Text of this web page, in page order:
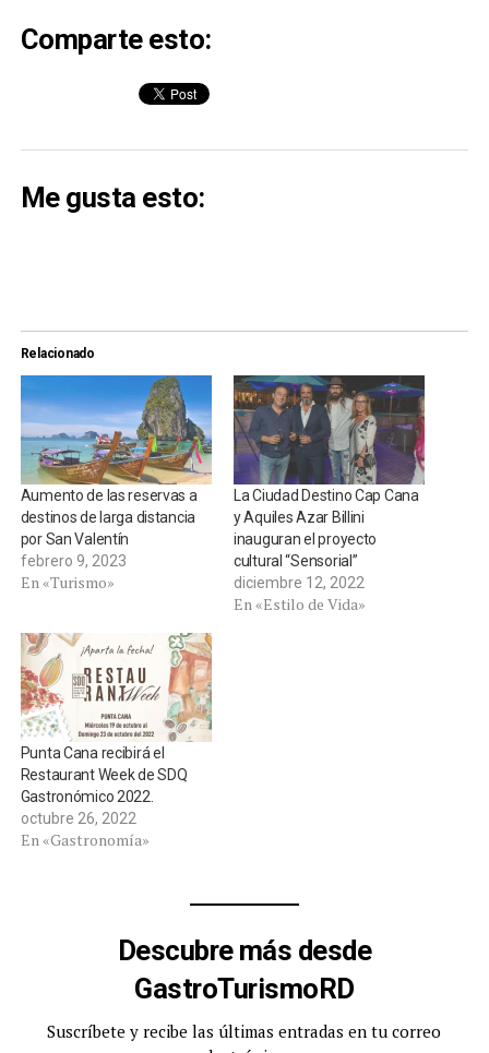
Comparte esto:
Me gusta esto:
Relacionado
Aumento de las reservas a
destinos de larga distancia
por San Valentín
febrero 9, 2023
En «Turismo»
La Ciudad Destino Cap Cana
y Aquiles Azar Billini
inauguran el proyecto
cultural “Sensorial”
diciembre 12, 2022
En «Estilo de Vida»
Punta Cana recibirá el
Restaurant Week de SDQ
Gastronómico 2022.
octubre 26, 2022
En «Gastronomía»
Descubre más desde
GastroTurismoRD
Suscríbete y recibe las últimas entradas en tu correo